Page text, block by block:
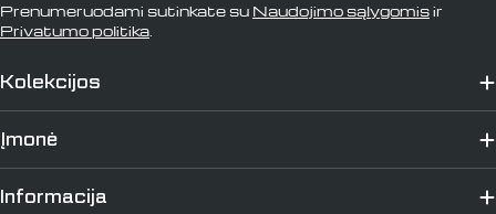
Kolekcijos
Įmonė
Informacija
Prenumeruodami sutinkate su Naudojimo sąlygomisir
Privatumo politika